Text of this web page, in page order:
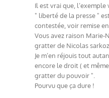
Il est vrai que,
" liberté de la presse "
contestée, voir remise
Vous avez raison Marie-
gratter de Nicolas
Je m’en réjouis tout
encore le droit ( et
gratter du pouvoir ".
Pourvu que ça dure !